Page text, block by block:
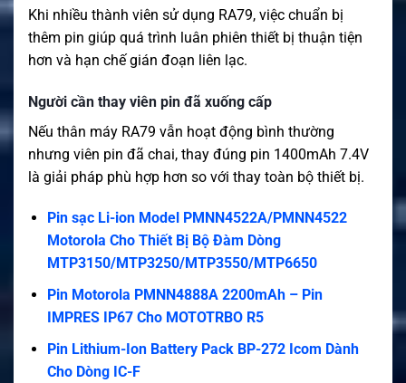
Khi nhiều thành viên sử dụng RA79, việc chuẩn bị
thêm pin giúp quá trình luân phiên thiết bị thuận tiện
hơn và hạn chế gián đoạn liên lạc.
Người cần thay viên pin đã xuống cấp
Nếu thân máy RA79 vẫn hoạt động bình thường
nhưng viên pin đã chai, thay đúng pin 1400mAh 7.4V
là giải pháp phù hợp hơn so với thay toàn bộ thiết bị.
Pin sạc Li-ion Model PMNN4522A/PMNN4522
Motorola Cho Thiết Bị Bộ Đàm Dòng
MTP3150/MTP3250/MTP3550/MTP6650
Pin Motorola PMNN4888A 2200mAh – Pin
IMPRES IP67 Cho MOTOTRBO R5
Pin Lithium-Ion Battery Pack BP-272 Icom Dành
Cho Dòng IC-F